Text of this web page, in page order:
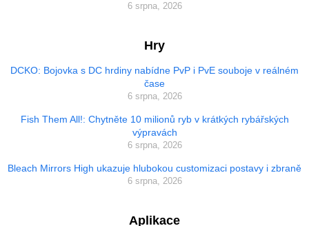
6 srpna, 2026
Hry
DCKO: Bojovka s DC hrdiny nabídne PvP i PvE souboje v reálném
čase
6 srpna, 2026
Fish Them All!: Chytněte 10 milionů ryb v krátkých rybářských
výpravách
6 srpna, 2026
Bleach Mirrors High ukazuje hlubokou customizaci postavy i zbraně
6 srpna, 2026
Aplikace